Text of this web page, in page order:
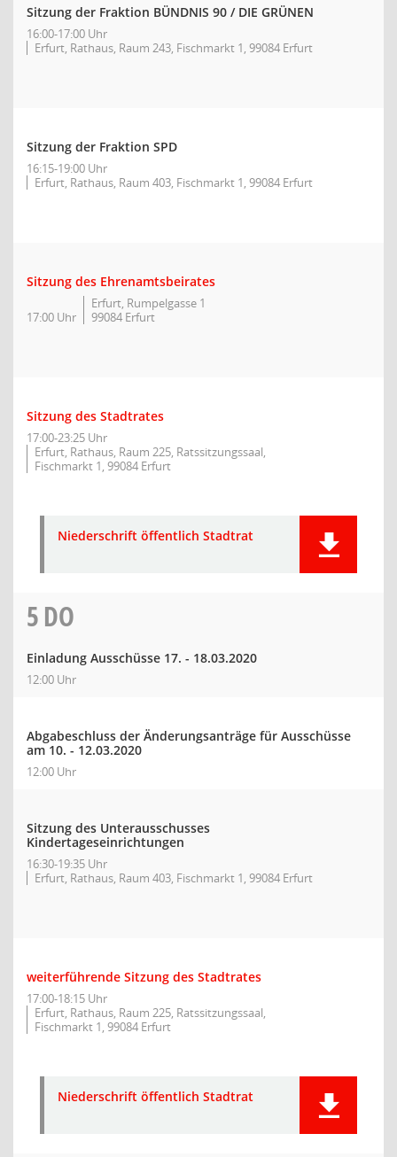
Sitzung der Fraktion BÜNDNIS 90 / DIE GRÜNEN
16:00-17:00 Uhr
Erfurt, Rathaus, Raum 243, Fischmarkt 1, 99084 Erfurt
Sitzung der Fraktion SPD
16:15-19:00 Uhr
Erfurt, Rathaus, Raum 403, Fischmarkt 1, 99084 Erfurt
Sitzung des Ehrenamtsbeirates
17:00 Uhr
Erfurt, Rumpelgasse 1
99084 Erfurt
Sitzung des Stadtrates
17:00-23:25 Uhr
Erfurt, Rathaus, Raum 225, Ratssitzungssaal,
Fischmarkt 1, 99084 Erfurt
Niederschrift öffentlich Stadtrat
5DO
Einladung Ausschüsse 17. - 18.03.2020
12:00 Uhr
Abgabeschluss der Änderungsanträge für Ausschüsse
am 10. - 12.03.2020
12:00 Uhr
Sitzung des Unterausschusses
Kindertageseinrichtungen
16:30-19:35 Uhr
Erfurt, Rathaus, Raum 403, Fischmarkt 1, 99084 Erfurt
weiterführende Sitzung des Stadtrates
17:00-18:15 Uhr
Erfurt, Rathaus, Raum 225, Ratssitzungssaal,
Fischmarkt 1, 99084 Erfurt
Niederschrift öffentlich Stadtrat